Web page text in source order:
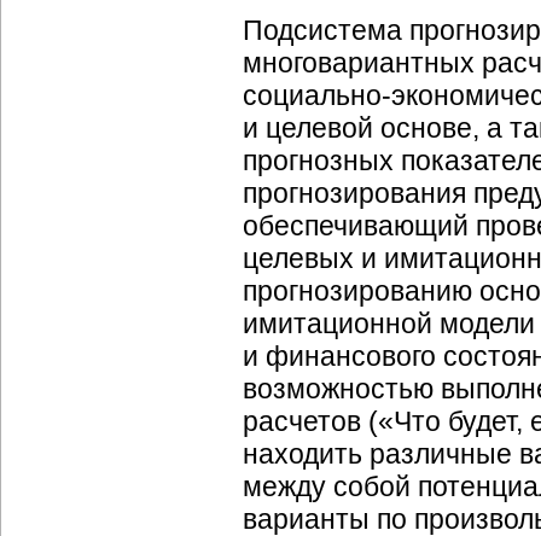
Подсистема
многовариантных
социально-
и целевой основе, а
прогнозных
прогнозирования
обеспечивающий
целевых и
прогнозированию
имитационной модели
и финансового
возможностью
расчетов («Что
находить различные
между собой
варианты по